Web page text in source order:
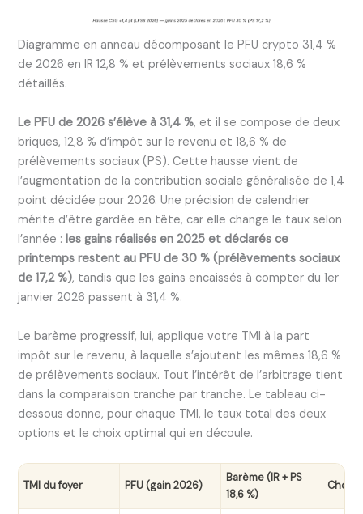
Diagramme en anneau décomposant le PFU crypto 31,4 %
de 2026 en IR 12,8 % et prélèvements sociaux 18,6 %
détaillés.
Le PFU de 2026 s’élève à 31,4 %, et il se compose de deux
briques, 12,8 % d’impôt sur le revenu et 18,6 % de
prélèvements sociaux (PS). Cette hausse vient de
l’augmentation de la contribution sociale généralisée de 1,4
point décidée pour 2026. Une précision de calendrier
mérite d’être gardée en tête, car elle change le taux selon
l’année :les gains réalisés en 2025 et déclarés ce
printemps restent au PFU de 30 % (prélèvements sociaux
de 17,2 %), tandis que les gains encaissés à compter du 1er
janvier 2026 passent à 31,4 %.
Le barème progressif, lui, applique votre TMI à la part
impôt sur le revenu, à laquelle s’ajoutent les mêmes 18,6 %
de prélèvements sociaux. Tout l’intérêt de l’arbitrage tient
dans la comparaison tranche par tranche. Le tableau ci-
dessous donne, pour chaque TMI, le taux total des deux
options et le choix optimal qui en découle.
TMI du foyer PFU (gain 2026)
Barème (IR + PS
18,6 %)
Choix